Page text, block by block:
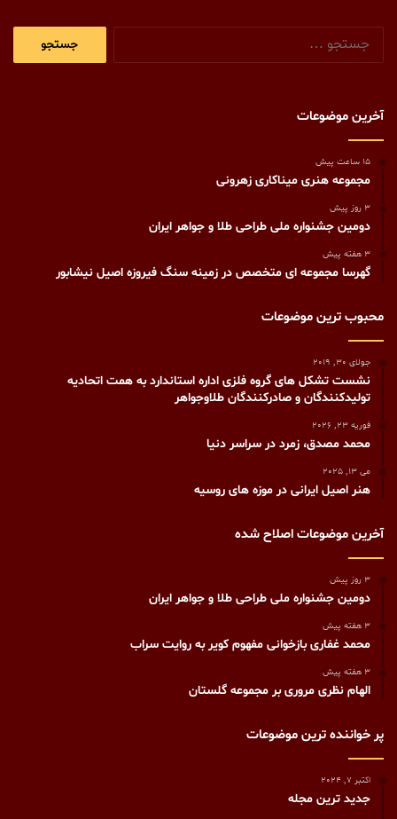
آخرین موضوعات
15 ساعت پیش
مجموعه هنری میناکاری زهرونی
3 روز پیش
دومین جشنواره ملی طراحی طلا و جواهر ایران
3 هفته پیش
گهرسا مجموعه ای متخصص در زمینه سنگ فیروزه اصیل نیشابور
محبوب ترین موضوعات
جولای 30, 2019
نشست تشکل های گروه فلزی اداره استاندارد به همت اتحادیه
تولیدکنندگان و صادرکنندگان طلاوجواهر
فوریه 23, 2026
محمد مصدق، زمرد در سراسر دنیا
می 13, 2025
هنر اصیل ایرانی در موزه های روسیه
آخرین موضوعات اصلاح شده
3 روز پیش
دومین جشنواره ملی طراحی طلا و جواهر ایران
3 هفته پیش
محمد غفاری بازخوانی مفهوم کویر به روایت سراب
3 هفته پیش
الهام نظری مروری بر مجموعه گلستان
پر خواننده ترین موضوعات
اکتبر 7, 2024
جدید ترین مجله